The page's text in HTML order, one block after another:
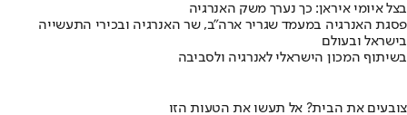
בצל איומי איראן: כך נערך משק האנרגיה
פסגת האנרגיה במעמד שגריר ארה"ב, שר האנרגיה ובכירי התעשייה
בישראל ובעולם
בשיתוף המכון הישראלי לאנרגיה ולסביבה
צובעים את הבית? אל תעשו את הטעות הזו